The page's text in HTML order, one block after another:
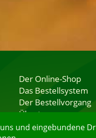
und eingebundene
Der Online-Shop
Das Bestellsystem
Der Bestellvorgang
Übertragung
Testshop